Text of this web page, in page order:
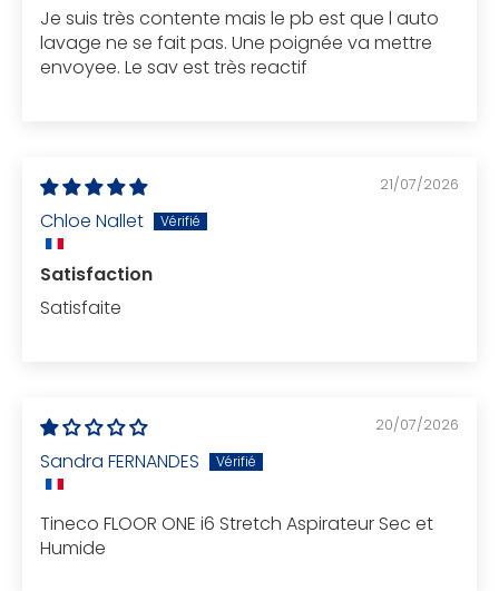
Je suis très contente mais le pb est que l auto
lavage ne se fait pas. Une poignée va mettre
envoyee. Le sav est très reactif
21/07/2026
Chloe Nallet
Satisfaction
Satisfaite
20/07/2026
Sandra FERNANDES
Tineco FLOOR ONE i6 Stretch Aspirateur Sec et
Humide